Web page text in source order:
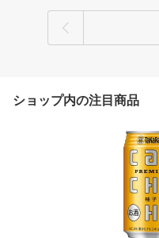
ショップ内の注目商品